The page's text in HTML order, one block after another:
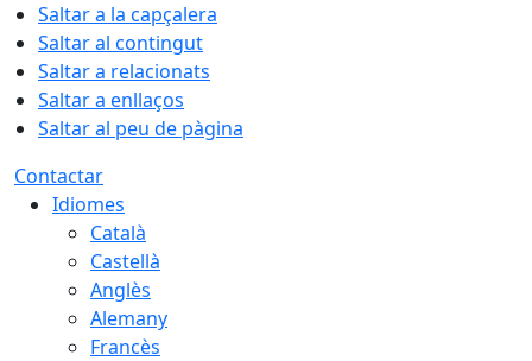
Saltar a la capçalera
Saltar al contingut
Saltar a relacionats
Saltar a enllaços
Saltar al peu de pàgina
Contactar
Idiomes
Català
Castellà
Anglès
Alemany
Francès